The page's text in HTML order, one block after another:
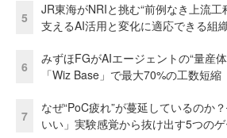
5
JR東海がNRIと挑む“前例なき上流
支えるAI活用と変化に適応できる組
6
みずほFGがAIエージェントの“量産
「Wiz Base」で最大70%の工数短縮
7
なぜ“PoC疲れ”が蔓延しているのか
いい」実験感覚から抜け出す5つの